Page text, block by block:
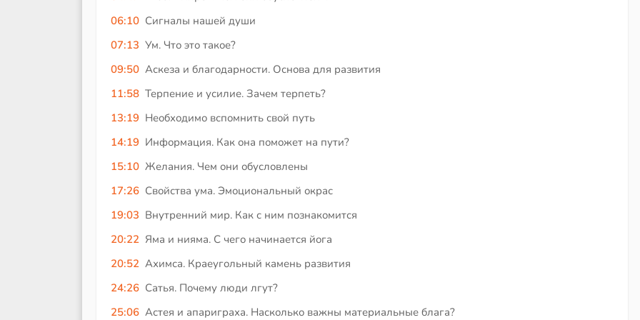
06:10 Сигналы нашей души
07:13 Ум. Что это такое?
09:50 Аскеза и благодарности. Основа для развития
11:58 Терпение и усилие. Зачем терпеть?
13:19 Необходимо вспомнить свой путь
14:19 Информация. Как она поможет на пути?
15:10 Желания. Чем они обусловлены
17:26 Свойства ума. Эмоциональный окрас
19:03 Внутренний мир. Как с ним познакомится
20:22 Яма и нияма. С чего начинается йога
20:52 Ахимса. Краеугольный камень развития
24:26 Сатья. Почему люди лгут?
25:06 Астея и апариграха. Насколько важны материальные блага?